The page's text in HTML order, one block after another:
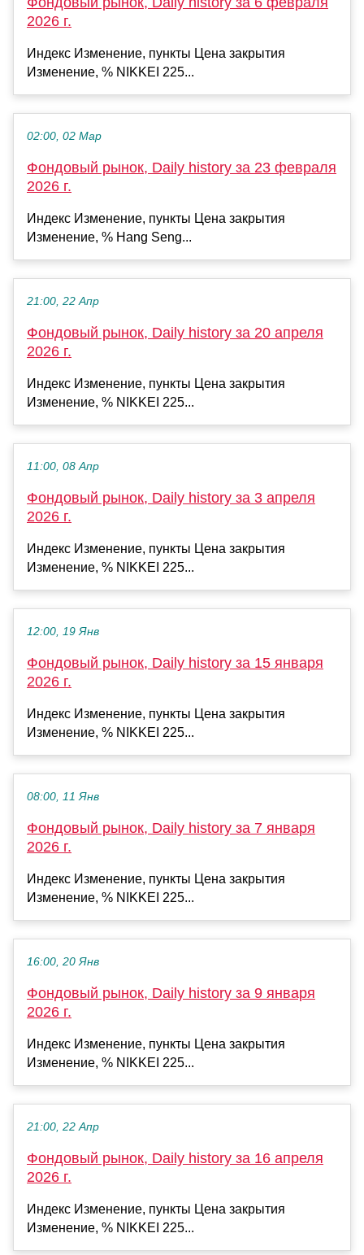
2026 г.
Индекс Изменение, пункты Цена закрытия
Изменение, % NIKKEI 225...
02:00, 02 Мар
Фондовый рынок, Daily history за 23 февраля
2026 г.
Индекс Изменение, пункты Цена закрытия
Изменение, % Hang Seng...
21:00, 22 Апр
Фондовый рынок, Daily history за 20 апреля
2026 г.
Индекс Изменение, пункты Цена закрытия
Изменение, % NIKKEI 225...
11:00, 08 Апр
Фондовый рынок, Daily history за 3 апреля
2026 г.
Индекс Изменение, пункты Цена закрытия
Изменение, % NIKKEI 225...
12:00, 19 Янв
Фондовый рынок, Daily history за 15 января
2026 г.
Индекс Изменение, пункты Цена закрытия
Изменение, % NIKKEI 225...
08:00, 11 Янв
Фондовый рынок, Daily history за 7 января
2026 г.
Индекс Изменение, пункты Цена закрытия
Изменение, % NIKKEI 225...
16:00, 20 Янв
Фондовый рынок, Daily history за 9 января
2026 г.
Индекс Изменение, пункты Цена закрытия
Изменение, % NIKKEI 225...
21:00, 22 Апр
Фондовый рынок, Daily history за 16 апреля
2026 г.
Индекс Изменение, пункты Цена закрытия
Изменение, % NIKKEI 225...